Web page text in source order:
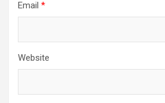
Email *
Website